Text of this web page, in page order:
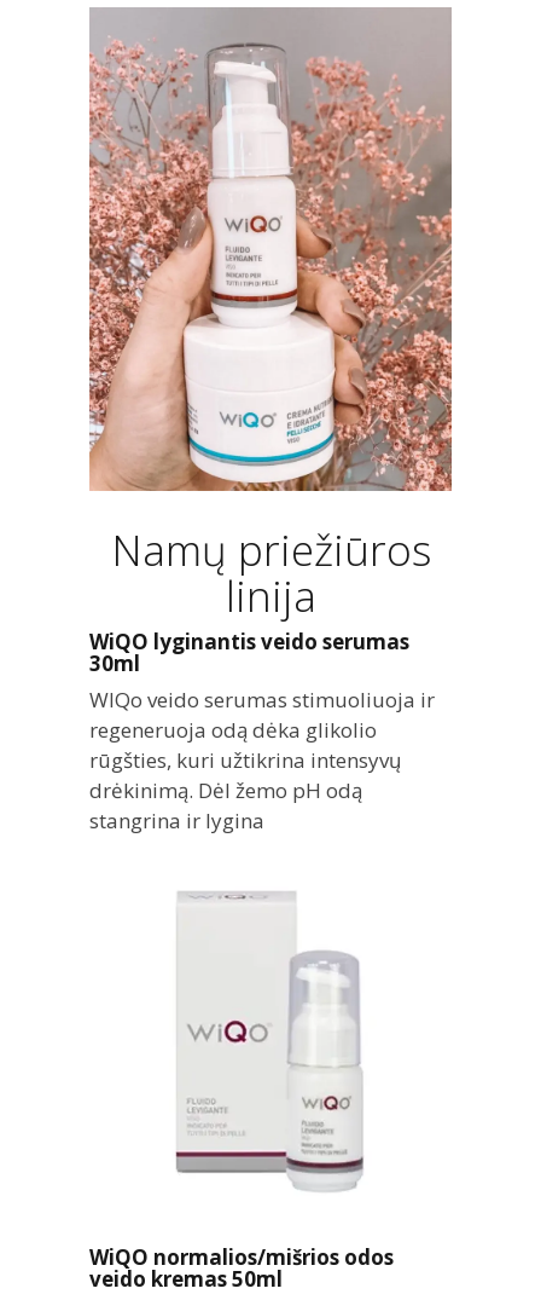
Namų priežiūros
linija
WiQO lyginantis veido serumas
30ml
WIQo veido serumas stimuoliuoja ir
regeneruoja odą dėka glikolio
rūgšties, kuri užtikrina intensyvų
drėkinimą. Dėl žemo pH odą
stangrina ir lygina
WiQO normalios/mišrios odos
veido kremas 50ml